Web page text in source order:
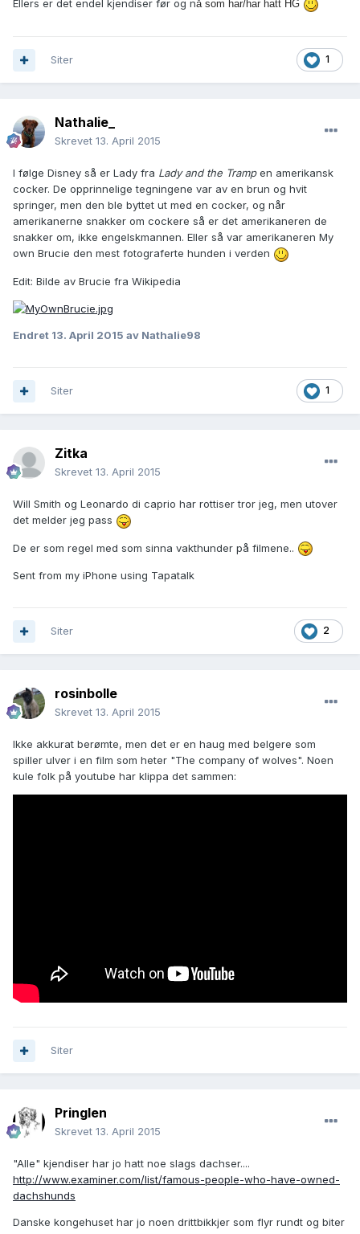
Ellers er det endel kjendiser før og nå som har/har hatt HG
1
Siter
Nathalie_
Skrevet 13. April 2015
I følge Disney så er Lady fra Lady and the Trampen amerikansk
cocker. De opprinnelige tegningene var av en brun og hvit
springer, men den ble byttet ut med en cocker, og når
amerikanerne snakker om cockere så er det amerikaneren de
snakker om, ikke engelskmannen. Eller så var amerikaneren My
own Brucie den mest fotograferte hunden i verden
Edit: Bilde av Brucie fra Wikipedia
Endret 13. April 2015 av Nathalie98
1
Siter
Zitka
Skrevet 13. April 2015
Will Smith og Leonardo di caprio har rottiser tror jeg, men utover
det melder jeg pass
De er som regel med som sinna vakthunder på filmene..
Sent from my iPhone using Tapatalk
2
Siter
rosinbolle
Skrevet 13. April 2015
Ikke akkurat berømte, men det er en haug med belgere som
spiller ulver i en film som heter "The company of wolves". Noen
kule folk på youtube har klippa det sammen:
Siter
Pringlen
Skrevet 13. April 2015
"Alle" kjendiser har jo hatt noe slags dachser....
http://www.examiner.com/list/famous-people-who-have-owned-
dachshunds
Danske kongehuset har jo noen drittbikkjer som flyr rundt og biter